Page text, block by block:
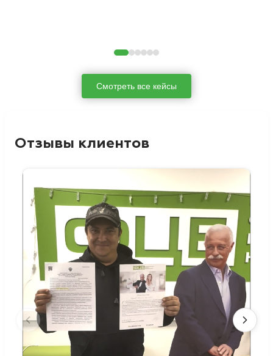
Смотреть все кейсы
Отзывы клиентов